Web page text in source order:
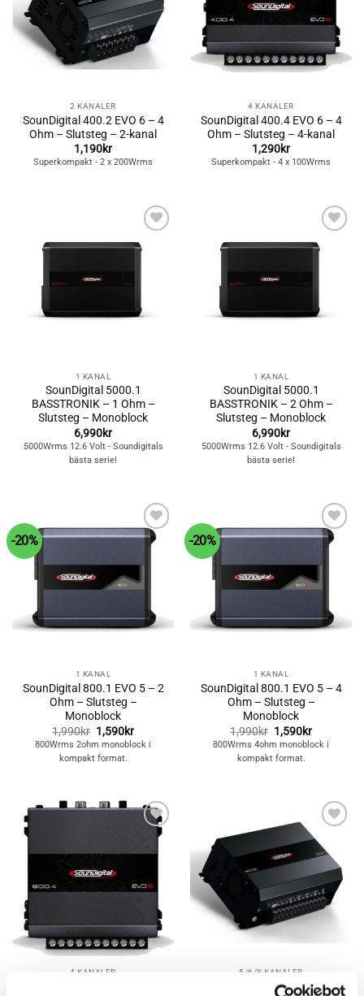
2 KANALER
SounDigital 400.2 EVO 6 – 4
Ohm – Slutsteg – 2-kanal
1,190kr
Superkompakt - 2 x 200Wrms
4 KANALER
SounDigital 400.4 EVO 6 – 4
Ohm – Slutsteg – 4-kanal
1,290kr
Superkompakt - 4 x 100Wrms
Lägg till i
1 KANAL
SounDigital 5000.1
BASSTRONIK – 1 Ohm –
Slutsteg – Monoblock
6,990kr
5000Wrms 12.6 Volt - Soundigitals
bästa serie!
Lägg till i
1 KANAL
SounDigital 5000.1
BASSTRONIK – 2 Ohm –
Slutsteg – Monoblock
6,990kr
5000Wrms 12.6 Volt - Soundigitals
bästa serie!
-20%
1 KANAL
SounDigital 800.1 EVO 5 – 2
Ohm – Slutsteg –
Monoblock
1,990kr Det
ursprungliga
priset
var:
1,590krDet
nuvarande
priset
800Wrms 2ohm monoblock i
kompakt format.
-20%
1 KANAL
SounDigital 800.1 EVO 5 – 4
Ohm – Slutsteg –
Monoblock
1,990kr Det
ursprungliga
priset
var:
1,590krDet
priset
800Wrms 4ohm monoblock i
kompakt format.
önskelistan
4 KANALER
Lägg till i
önskelistan
5/6/8 KANALER
SounDigital 800.5 EVO 6 – 4